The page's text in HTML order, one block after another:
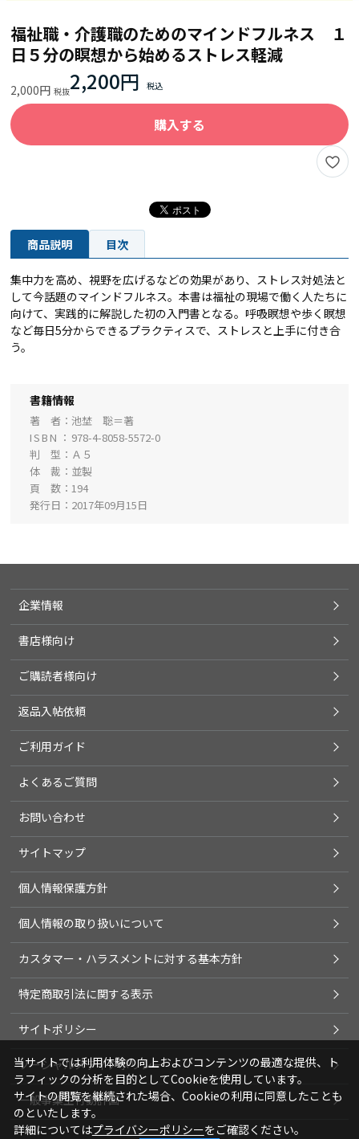
福祉職・介護職のためのマインドフルネス １
日５分の瞑想から始めるストレス軽減
2,000円 2,200円
購入する
商品説明 目次
集中力を高め、視野を広げるなどの効果があり、ストレス対処法と
して今話題のマインドフルネス。本書は福祉の現場で働く人たちに
向けて、実践的に解説した初の入門書となる。呼吸瞑想や歩く瞑想
など毎日5分からできるプラクティスで、ストレスと上手に付き合
う。
書籍情報
著 者
池埜 聡＝著
ISBN
978-4-8058-5572-0
判 型
Ａ５
体 裁
並製
頁 数
194
発行日
2017年09月15日
企業情報
書店様向け
ご購読者様向け
返品入帖依頼
ご利用ガイド
よくあるご質問
お問い合わせ
サイトマップ
個人情報保護方針
個人情報の取り扱いについて
カスタマー・ハラスメントに対する基本方針
特定商取引法に関する表示
サイトポリシー
ソーシャルメディアポリシー
一般事業主行動計画
当サイトでは利用体験の向上およびコンテンツの最適な提供、ト
ラフィックの分析を目的としてCookieを使用しています。
サイトの閲覧を継続された場合、Cookieの利用に同意したことも
のといたします。
詳細についてはプライバシーポリシーをご確認ください。